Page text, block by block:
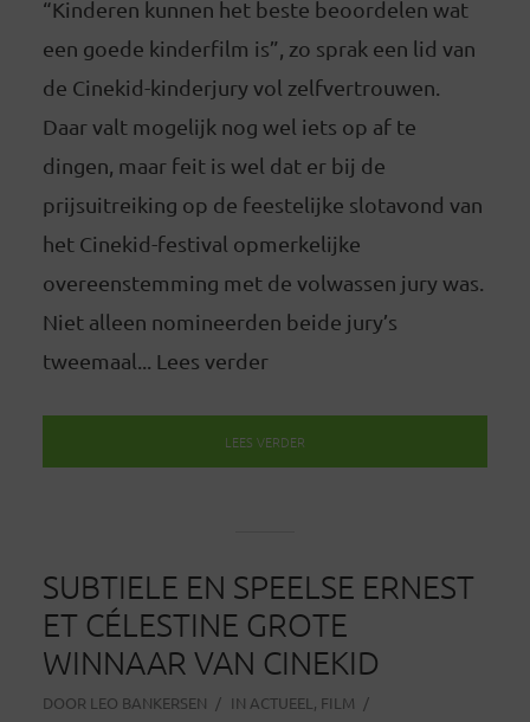
“Kinderen kunnen het beste beoordelen wat
een goede kinderfilm is”, zo sprak een lid van
de Cinekid-kinderjury vol zelfvertrouwen.
Daar valt mogelijk nog wel iets op af te
dingen, maar feit is wel dat er bij de
prijsuitreiking op de feestelijke slotavond van
het Cinekid-festival opmerkelijke
overeenstemming met de volwassen jury was.
Niet alleen nomineerden beide jury’s
tweemaal... Lees verder
LEES VERDER
SUBTIELE EN SPEELSE ERNEST
ET CÉLESTINE GROTE
WINNAAR VAN CINEKID
DOOR LEO BANKERSEN IN ACTUEEL , FILM